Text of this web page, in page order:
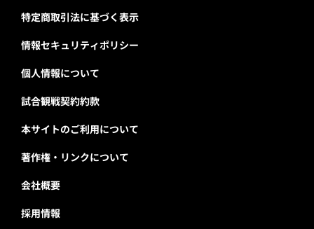
特定商取引法に基づく表示
情報セキュリティポリシー
個人情報について
試合観戦契約約款
本サイトのご利用について
著作権・リンクについて
会社概要
採用情報